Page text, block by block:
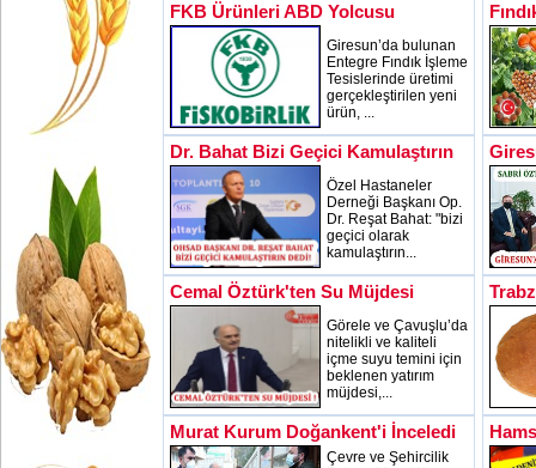
FKB Ürünleri ABD Yolcusu
Giresun’da bulunan
Entegre Fındık İşleme
Tesislerinde üretimi
gerçekleştirilen yeni
ürün, ...
Dr. Bahat Bizi Geçici Kamulaştırın
Özel Hastaneler
Derneği Başkanı Op.
Dr. Reşat Bahat: "bizi
geçici olarak
kamulaştırın...
Cemal Öztürk'ten Su Müjdesi
Görele ve Çavuşlu’da
nitelikli ve kaliteli
içme suyu temini için
beklenen yatırım
müjdesi,...
Murat Kurum Doğankent'i İnceledi
Çevre ve Şehircilik